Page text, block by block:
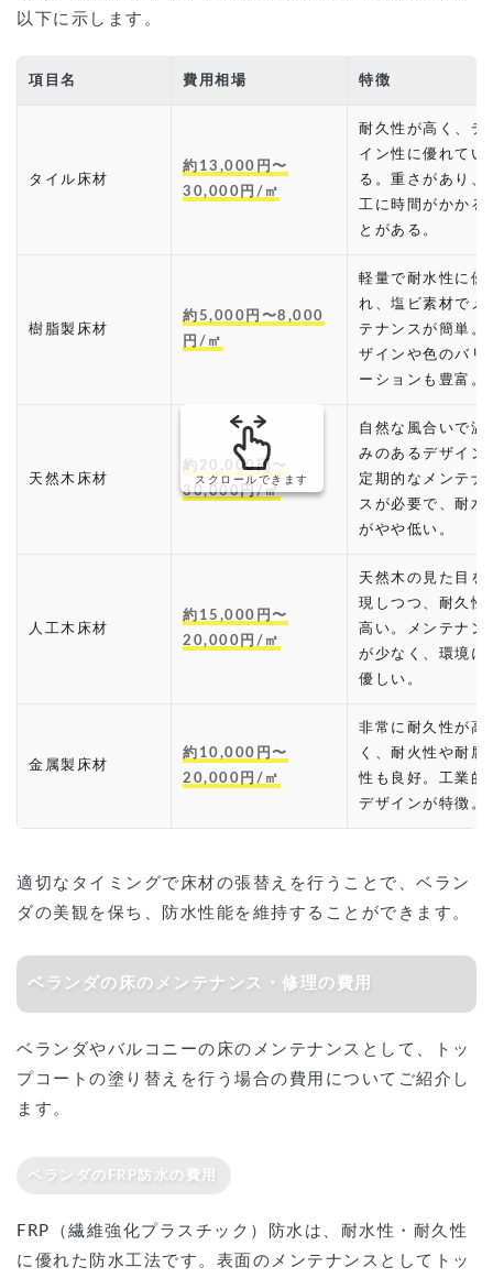
以下に示します。
項目名 費用相場 特徴
タイル床材
約13,000円〜
30,000円/㎡
耐久性が高く、デ
イン性に優れてい
る。重さがあり、
工に時間がかかる
とがある。
樹脂製床材
約5,000円〜8,000
円/㎡
軽量で耐水性に優
れ、塩ビ素材でメ
テナンスが簡単。
ザインや色のバリ
ーションも豊富。
天然木床材
約20,000円〜
30,000円/㎡
自然な風合いで温
みのあるデザイン
定期的なメンテナ
スが必要で、耐水
がやや低い。
人工木床材
約15,000円〜
20,000円/㎡
天然木の見た目を
現しつつ、耐久性
高い。メンテナン
が少なく、環境に
優しい。
金属製床材
約10,000円〜
20,000円/㎡
非常に耐久性が高
く、耐火性や耐腐
性も良好。工業的
デザインが特徴。
スクロールできます
適切なタイミングで床材の張替えを行うことで、ベラン
ダの美観を保ち、防水性能を維持することができます。
ベランダの床のメンテナンス・修理の費用
ベランダやバルコニーの床のメンテナンスとして、トッ
プコートの塗り替えを行う場合の費用についてご紹介し
ます。
ベランダのFRP防水の費用
FRP（繊維強化プラスチック）防水は、耐水性・耐久性
に優れた防水工法です。表面のメンテナンスとしてトッ